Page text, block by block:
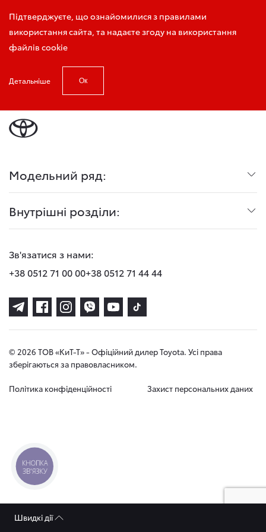
Підтверджуєте, що ознайомилися з правилами
використання сайта, та надаєте згоду на використання
файлів cookie
Детальніше Ок
Виклик консультанта
Швидкі дії
Головна Акустична система JBL
Модельний ряд:
Внутрішні розділи:
Зв'язатися з нами:
+38 0512 71 00 00+38 0512 71 44 44
© 2026 ТОВ «КиТ-Т» - Офіційний дилер Toyota. Усі права
зберігаються за правовласником.
Політика конфіденційності Захист персональних даних
КНОПКА
ЗВ'ЯЗКУ